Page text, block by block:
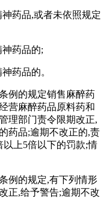
药品,或者未依照规定
药品的;
药品的。
例的规定销售麻醉药
营麻醉药品原料药和
理部门责令限期改正,
药品;逾期不改正的,责
上5倍以下的罚款;情
例的规定,有下列情形
正,给予警告;逾期不改